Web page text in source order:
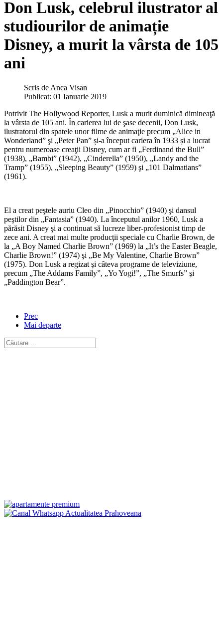
Don Lusk, celebrul ilustrator al
studiourilor de animație
Disney, a murit la vârsta de 105
ani
Scris de Anca Visan
Publicat: 01 Ianuarie 2019
Potrivit The Hollywood Reporter, Lusk a murit duminică dimineaţă
la vârsta de 105 ani. În carierea lui de şase decenii, Don Lusk,
ilustratorul din spatele unor filme de animaţie precum „Alice in
Wonderland” şi „Peter Pan” și-a început cariera în 1933 și a lucrat
pentru numeroase creaţii Disney, cum ar fi „Ferdinand the Bull”
(1938), „Bambi” (1942), „Cinderella” (1950), „Landy and the
Tramp” (1955), „Sleeping Beauty” (1959) şi „101 Dalmatians”
(1961).
El a creat peştele auriu Cleo din „Pinocchio” (1940) şi dansul
peştilor din „Fantasia” (1940). La începutul anilor 1960, Lusk a
părăsit Disney şi a continuat să lucreze liber-profesionist timp de
zece ani. A creat mai multe producţii speciale cu Charlie Brown, de
la „A Boy Named Charlie Brown” (1969) la „It’s the Easter Beagle,
Charlie Brown!” (1974) şi „Be My Valentine, Charlie Brown”
(1975). Don Lusk a regizat şi câteva programe de televiziune,
precum „The Addams Family”, „Yo Yogi!”, „The Smurfs” şi
„Paddington Bear”.
Prec
Mai departe